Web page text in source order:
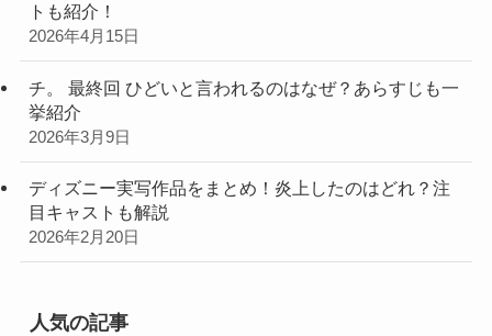
トも紹介！
2026年4月15日
チ。 最終回 ひどいと言われるのはなぜ？あらすじも一
挙紹介
2026年3月9日
ディズニー実写作品をまとめ！炎上したのはどれ？注
目キャストも解説
2026年2月20日
人気の記事